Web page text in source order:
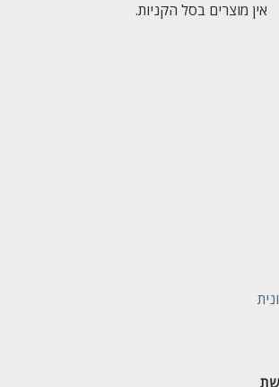
אין מוצרים בסל הקניות.